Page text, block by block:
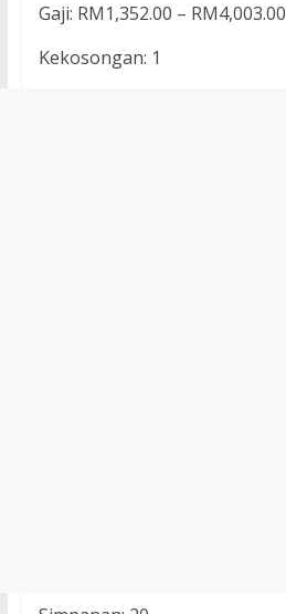
Gaji: RM1,352.00 – RM4,003.00
Kekosongan: 1